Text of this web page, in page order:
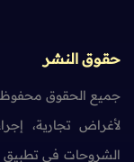
حقوق النشر
جميع الحقوق
لأغراض تجارية،
الشروحات في تطبيق